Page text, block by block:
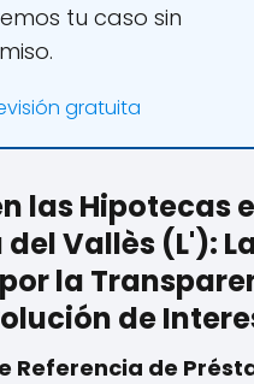
tu caso sin
gratuita
las Hipotecas
Vallès (L'):
la
de
Referencia de